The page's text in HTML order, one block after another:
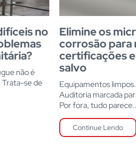
no
não é
Trata-se de
Elimine os
corrosão para
certificações
salvo
Equipamentos
Auditoria marcada
Por fora, tudo
Continue Lendo